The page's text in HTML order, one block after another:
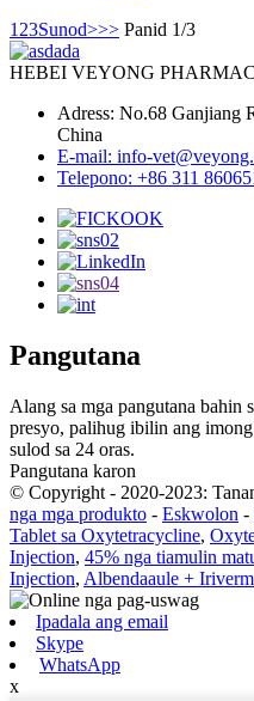
1 23Sunod>>> Panid 1/3
HEBEI VEYONG
Adress: No.68 Ganjiang
China
E-mail: info-
Telepono: +86 311
Pangutana
Alang sa mga pangutana bahin
presyo, palihug ibilin ang
sulod sa 24 oras.
Pangutana karon
© Copyright - 2020-2023:
nga mga produkto - Eskwolon -
Tablet sa Oxytetracycline,
Injection, 45% nga tiamulin
Injection, Albendaaule +
Ipadala ang email
Skype
WhatsApp
x